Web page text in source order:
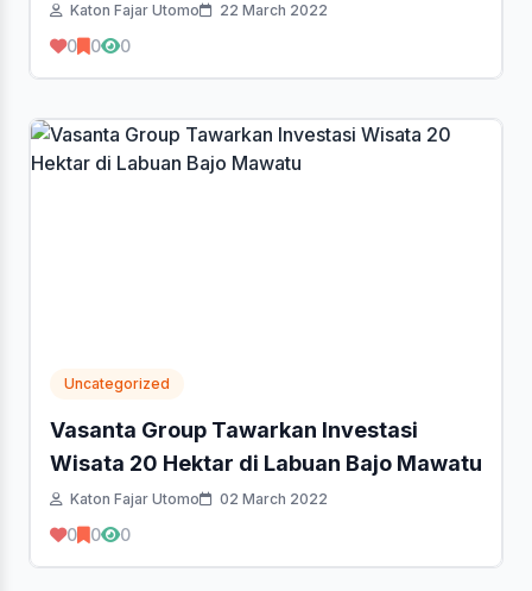
Katon Fajar Utomo 22 March 2022
0 0 0
Uncategorized
Vasanta Group Tawarkan Investasi
Wisata 20 Hektar di Labuan Bajo Mawatu
Katon Fajar Utomo 02 March 2022
0 0 0